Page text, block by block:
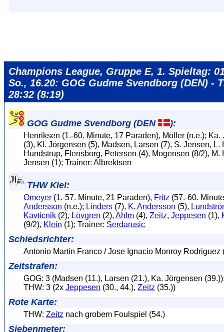
Champions League, Gruppe E, 1. Spieltag:
So., 16.20: GOG Gudme Svendborg (DEN) -
28:32 (8:19)
GOG Gudme Svendborg (DEN ):
Henriksen (1.-60. Minute, 17 Paraden), Möller (n.e.); Ka.
(3), Kl. Jörgensen (5), Madsen, Larsen (7), S. Jensen, L.
Hundstrup, Flensborg, Petersen (4), Mogensen (8/2), M.
Jensen (1); Trainer: Albrektsen
THW Kiel:
Omeyer (1.-57. Minute, 21 Paraden), Fritz (57.-60.
Andersson (n.e.); Linders (7), K. Andersson (5),
Kavticnik (2), Lövgren (2), Ahlm (4), Zeitz, Jeppesen (1),
(9/2), Klein (1); Trainer: Serdarusic
Schiedsrichter:
Antonio Martin Franco / Jose Ignacio Monroy Rodriguez
Zeitstrafen:
GOG: 3 (Madsen (11.), Larsen (21.), Ka. Jörgensen
THW: 3 (2x Jeppesen (30., 44.), Zeitz (35.))
Rote Karte:
THW: Zeitz nach grobem Foulspiel (54.)
Siebenmeter: